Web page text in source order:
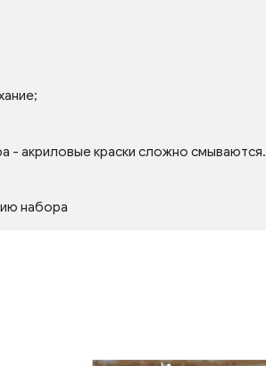
- акриловые краски сложно смываются.
набора